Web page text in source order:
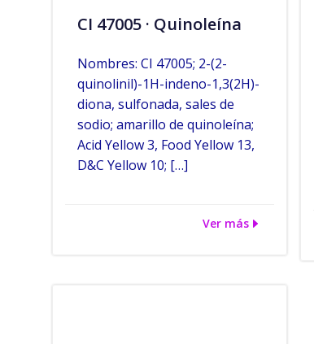
CI 47005 · Quinoleína
Nombres: CI 47005; 2-(2-
quinolinil)-1H-indeno-1,3(2H)-
diona, sulfonada, sales de
sodio; amarillo de quinoleína;
Acid Yellow 3, Food Yellow 13,
D&C Yellow 10; […]
Ver más